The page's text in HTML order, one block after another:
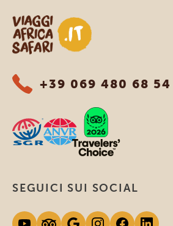
Viaggi Africa Safari
+39 069 480 68 54
SEGUICI SUI SOCIAL